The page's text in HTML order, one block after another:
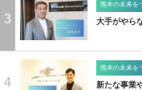
3
熊本の未来を
大手がやら
4
熊本の未来を
新たな事業